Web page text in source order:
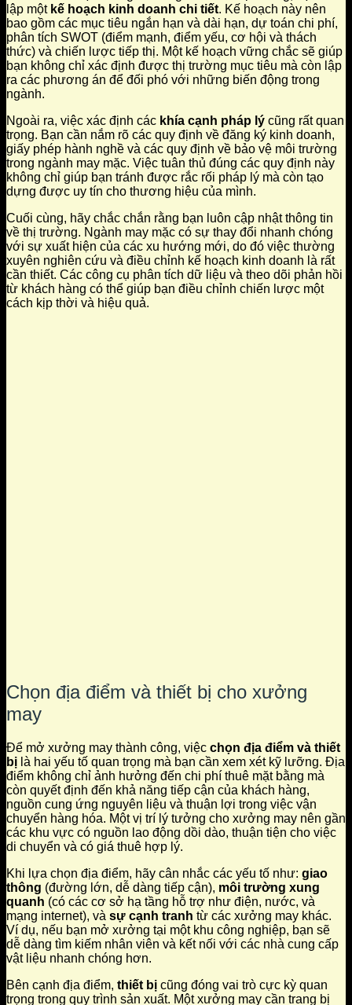
lập một kế hoạch kinh doanh chi tiết. Kế hoạch này nên
bao gồm các mục tiêu ngắn hạn và dài hạn, dự toán chi phí,
phân tích SWOT (điểm mạnh, điểm yếu, cơ hội và thách
thức) và chiến lược tiếp thị. Một kế hoạch vững chắc sẽ giúp
bạn không chỉ xác định được thị trường mục tiêu mà còn lập
ra các phương án để đối phó với những biến động trong
ngành.
Ngoài ra, việc xác định các khía cạnh pháp lý cũng rất quan
trọng. Bạn cần nắm rõ các quy định về đăng ký kinh doanh,
giấy phép hành nghề và các quy định về bảo vệ môi trường
trong ngành may mặc. Việc tuân thủ đúng các quy định này
không chỉ giúp bạn tránh được rắc rối pháp lý mà còn tạo
dựng được uy tín cho thương hiệu của mình.
Cuối cùng, hãy chắc chắn rằng bạn luôn cập nhật thông tin
về thị trường. Ngành may mặc có sự thay đổi nhanh chóng
với sự xuất hiện của các xu hướng mới, do đó việc thường
xuyên nghiên cứu và điều chỉnh kế hoạch kinh doanh là rất
cần thiết. Các công cụ phân tích dữ liệu và theo dõi phản hồi
từ khách hàng có thể giúp bạn điều chỉnh chiến lược một
cách kịp thời và hiệu quả.
Chọn địa điểm và thiết bị cho xưởng
may
Để mở xưởng may thành công, việc chọn địa điểm và thiết
bị là hai yếu tố quan trọng mà bạn cần xem xét kỹ lưỡng. Địa
điểm không chỉ ảnh hưởng đến chi phí thuê mặt bằng mà
còn quyết định đến khả năng tiếp cận của khách hàng,
nguồn cung ứng nguyên liệu và thuận lợi trong việc vận
chuyển hàng hóa. Một vị trí lý tưởng cho xưởng may nên gần
các khu vực có nguồn lao động dồi dào, thuận tiện cho việc
di chuyển và có giá thuê hợp lý.
Khi lựa chọn địa điểm, hãy cân nhắc các yếu tố như: giao
thông (đường lớn, dễ dàng tiếp cận), môi trường xung
quanh (có các cơ sở hạ tầng hỗ trợ như điện, nước, và
mạng internet), và sự cạnh tranh từ các xưởng may khác.
Ví dụ, nếu bạn mở xưởng tại một khu công nghiệp, bạn sẽ
dễ dàng tìm kiếm nhân viên và kết nối với các nhà cung cấp
vật liệu nhanh chóng hơn.
Bên cạnh địa điểm, thiết bị cũng đóng vai trò cực kỳ quan
trọng trong quy trình sản xuất. Một xưởng may cần trang bị